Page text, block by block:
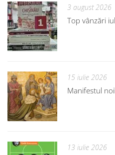
3 august 2026
Top vânzări
15 iulie 2026
Manifestul
13 iulie 2026